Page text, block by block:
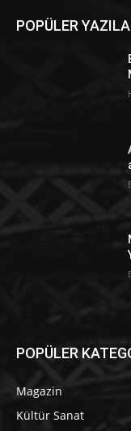
POPÜLER
POPÜLER
Magazin
Kültür Sanat